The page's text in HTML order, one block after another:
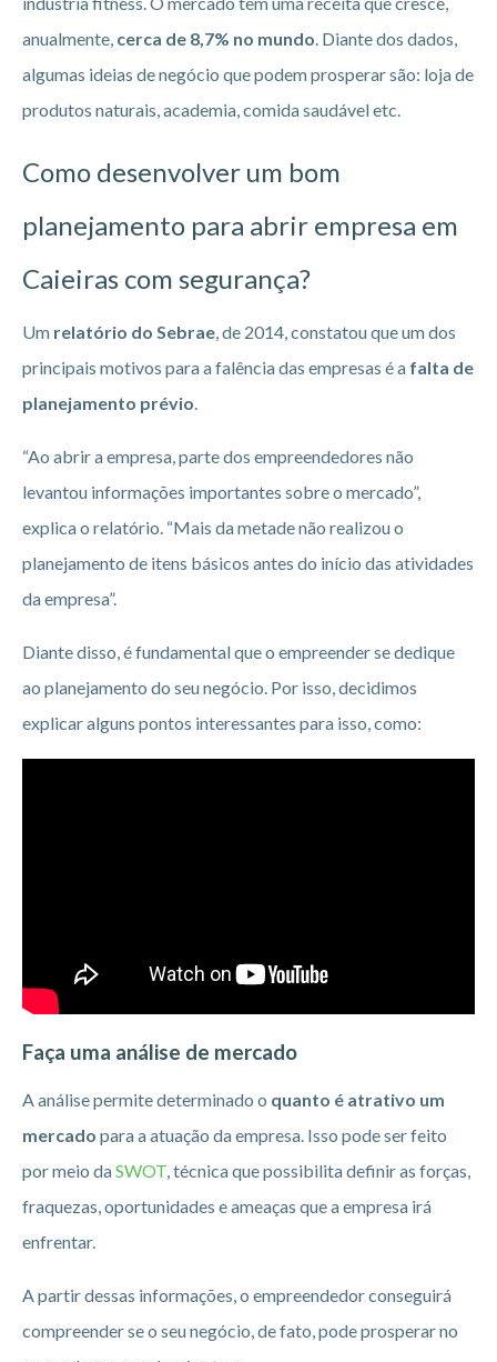
anualmente, cerca de 8,7% no mundo. Diante dos dados,
algumas ideias de negócio que podem prosperar são: loja de
produtos naturais, academia, comida saudável etc.
Como desenvolver um bom
planejamento para abrir empresa em
Caieiras com segurança?
Um relatório do Sebrae, de 2014, constatou que um dos
principais motivos para a falência das empresas é a falta de
planejamento prévio.
“Ao abrir a empresa, parte dos empreendedores não
levantou informações importantes sobre o mercado”,
explica o relatório. “Mais da metade não realizou o
planejamento de itens básicos antes do início das atividades
da empresa”.
Diante disso, é fundamental que o empreender se dedique
ao planejamento do seu negócio. Por isso, decidimos
explicar alguns pontos interessantes para isso, como:
Faça uma análise de mercado
A análise permite determinado o quanto é atrativo um
mercado para a atuação da empresa. Isso pode ser feito
por meio daSWOT, técnica que possibilita definir as forças,
fraquezas, oportunidades e ameaças que a empresa irá
enfrentar.
A partir dessas informações, o empreendedor conseguirá
compreender se o seu negócio, de fato, pode prosperar no